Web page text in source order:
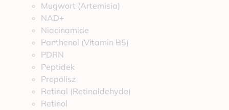
Mugwort (Artemisia)
NAD+
Niacinamide
Panthenol (Vitamin B5)
PDRN
Peptidek
Propolisz
Retinal (Retinaldehyde)
Retinol